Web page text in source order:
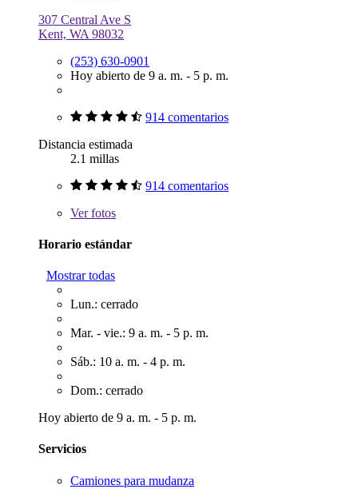
307 Central Ave S
Kent, WA 98032
(253) 630-0901
Hoy abierto de 9 a. m. - 5 p. m.
914 comentarios
Distancia estimada
2.1 millas
914 comentarios
Verfotos
Horario estándar
Mostrar todas
Lun.: cerrado
Mar. - vie.: 9 a. m. - 5 p. m.
Sáb.: 10 a. m. - 4 p. m.
Dom.: cerrado
Hoy abierto de 9 a. m. - 5 p. m.
Servicios
Camiones para mudanza